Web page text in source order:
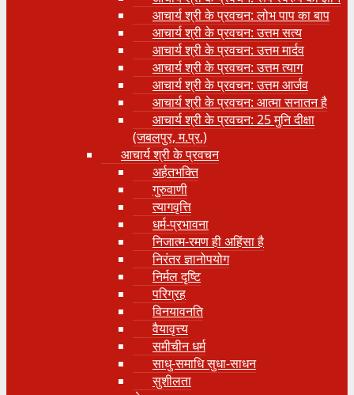
आचार्य श्री के प्रवचन: लोभ पाप का बाप
आचार्य श्री के प्रवचन: उत्तम सत्य
आचार्य श्री के प्रवचन: उत्तम मार्दव
आचार्य श्री के प्रवचन: उत्तम त्याग
आचार्य श्री के प्रवचन: उत्तम आर्जव
आचार्य श्री के प्रवचन: आत्मा सनातन है
आचार्य श्री के प्रवचन: 25 मुनि दीक्षा
(जबलपुर, म.प्र.)
आचार्य श्री के प्रवचन
अर्हतभक्ति
गुरुवाणी
त्यागवृत्ति
धर्म-प्रभावना
निजात्म-रमण ही अहिंसा है
निरंतर ज्ञानोपयोग
निर्मल दृष्टि
परिग्रह
विनयावनति
वैयावृत्त्य
समीचीन धर्म
साधु-समाधि सुधा-साधन
सुशीलता